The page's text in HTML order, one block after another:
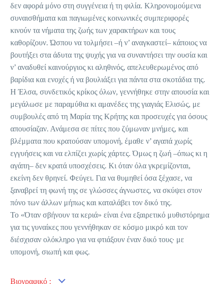
δεν αφορά μόνο στη συγγένεια ή τη φιλία. Κληρονομούμενα
συναισθήματα και παγιωμένες κοινωνικές συμπεριφορές
κινούν τα νήματα της ζωής των χαρακτήρων και τους
καθορίζουν. Ώσπου να τολμήσει –ή ν’ αναγκαστεί– κάποιος να
βουτήξει στα άδυτα της ψυχής για να συναντήσει την ουσία και
ν’ αναδυθεί καινούργιος κι αληθινός, απελευθερωμένος από
βαρίδια και ενοχές ή να βουλιάξει για πάντα στα σκοτάδια της.
Η Έλσα, συνδετικός κρίκος όλων, γεννήθηκε στην απουσία και
μεγάλωσε με παραμύθια κι αμανέδες της γιαγιάς Ελισώς, με
συμβουλές από τη Μαρία της Κρήτης και προσευχές για όσους
απουσίαζαν. Ανάμεσα σε πίτες που ζύμωναν μνήμες, και
βλέμματα που κρατούσαν υπομονή, έμαθε ν’ αγαπά χωρίς
εγγυήσεις και να ελπίζει χωρίς χάρτες. Όμως η ζωή –όπως κι η
αγάπη– δεν κρατά υποσχέσεις. Κι όταν όλα γκρεμίζονται,
εκείνη δεν θρηνεί. Φεύγει. Για να θυμηθεί όσα ξέχασε, να
ξαναβρεί τη φωνή της σε γλώσσες άγνωστες, να σκύψει στον
πόνο των άλλων μήπως και καταλάβει τον δικό της.
Το «Όταν σβήνουν τα κεριά» είναι ένα εξαιρετικό μυθιστόρημα
για τις γυναίκες που γεννήθηκαν σε κόσμο μικρό και τον
διέσχισαν ολόκληρο για να φτιάξουν έναν δικό τους· με
υπομονή, σιωπή και φως.
Βιογραφικό :